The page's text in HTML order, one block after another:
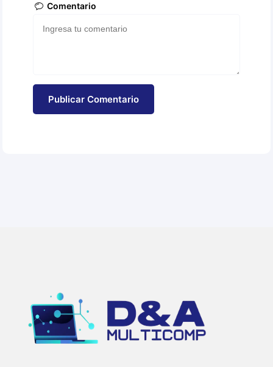
Comentario
Publicar Comentario